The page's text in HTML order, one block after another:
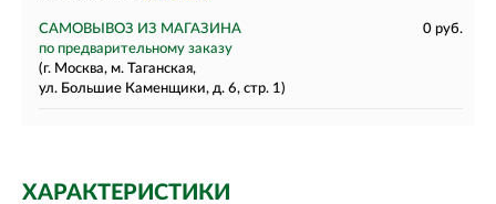
САМОВЫВОЗ ИЗ МАГАЗИНА
0 руб.
по предварительному заказу
(г. Москва, м. Таганская,
ул. Большие Каменщики, д. 6, стр. 1)
ХАРАКТЕРИСТИКИ